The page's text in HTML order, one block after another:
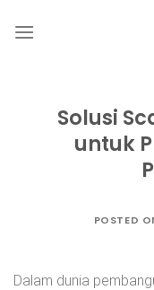
Solusi
untuk
POSTED
Dalam dunia